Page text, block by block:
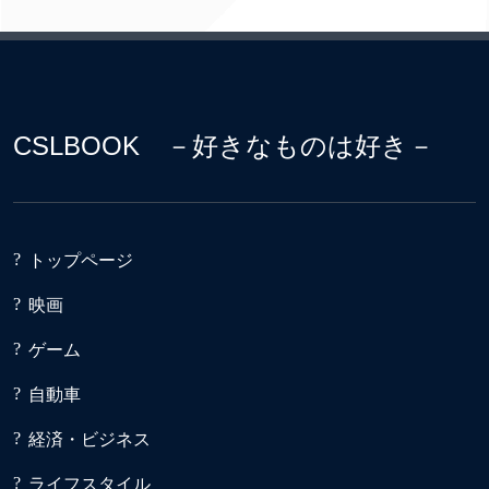
CSLBOOK －好きなものは好き－
トップページ
映画
ゲーム
自動車
経済・ビジネス
ライフスタイル